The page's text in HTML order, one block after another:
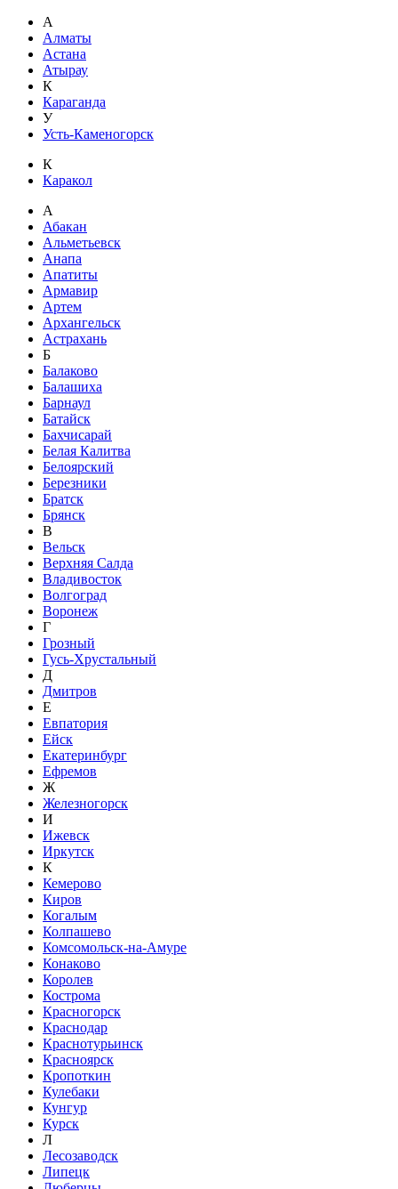
А
Алматы
Астана
Атырау
К
Караганда
У
Усть-Каменогорск
К
Каракол
А
Абакан
Альметьевск
Анапа
Апатиты
Армавир
Артем
Архангельск
Астрахань
Б
Балаково
Балашиха
Барнаул
Батайск
Бахчисарай
Белая Калитва
Белоярский
Березники
Братск
Брянск
В
Вельск
Верхняя Салда
Владивосток
Волгоград
Воронеж
Г
Грозный
Гусь-Хрустальный
Д
Дмитров
Е
Евпатория
Ейск
Екатеринбург
Ефремов
Ж
Железногорск
И
Ижевск
Иркутск
К
Кемерово
Киров
Когалым
Колпашево
Комсомольск-на-Амуре
Конаково
Королев
Кострома
Красногорск
Краснодар
Краснотурьинск
Красноярск
Кропоткин
Кулебаки
Кунгур
Курск
Л
Лесозаводск
Липецк